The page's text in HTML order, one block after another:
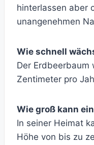
hinterlassen aber
unangenehmen
Wie schnell
Der Erdbeerbaum
Zentimeter pro
Wie groß kann
In seiner Heimat
Höhe von bis zu